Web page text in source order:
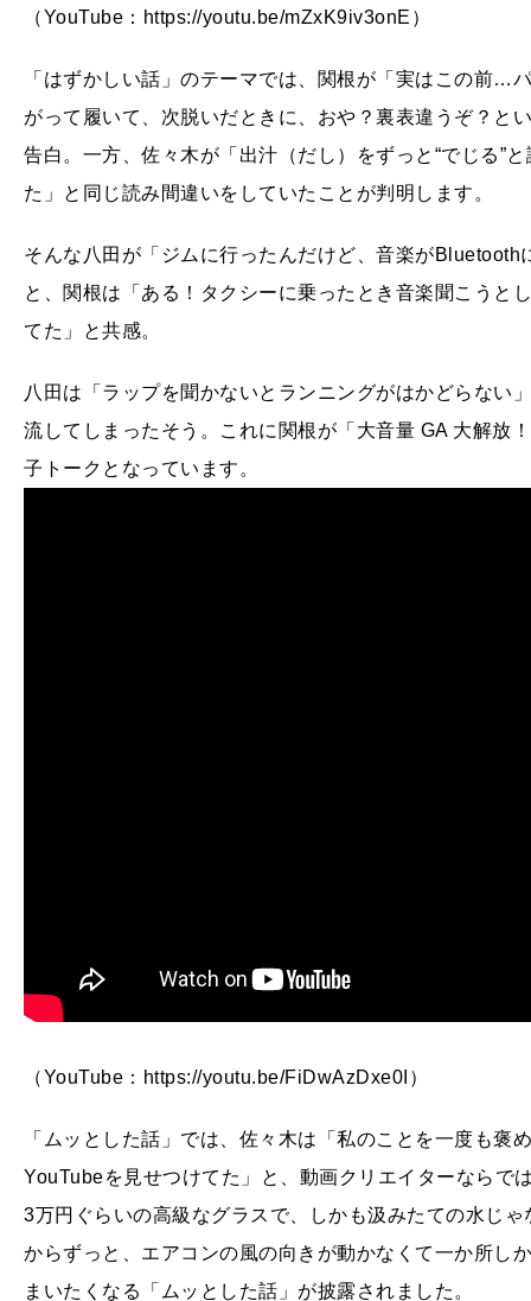
（YouTube：https://youtu.be/mZxK9iv3onE）
「はずかしい話」のテーマでは、関根が「実はこの前…
がって履いて、次脱いだときに、おや？裏表違うぞ？と
告白。一方、佐々木が「出汁（だし）をずっと“でじる”
た」と同じ読み間違いをしていたことが判明します。
そんな八田が「ジムに行ったんだけど、音楽が
と、関根は「ある！タクシーに乗ったとき音楽聞こうと
てた」と共感。
八田は「ラップを聞かないとランニングがはかどらない
流してしまったそう。これに関根が「大音量 GA 大解放
子トークとなっています。
（YouTube：https://youtu.be/FiDwAzDxe0I）
「ムッとした話」では、佐々木は「私のことを一度も褒
YouTubeを見せつけてた」と、動画クリエイターならで
3万円ぐらいの高級なグラスで、しかも汲みたての水じ
からずっと、エアコンの風の向きが動かなくて一か所し
まいたくなる「ムッとした話」が披露されました。